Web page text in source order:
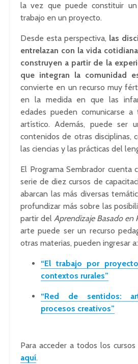
la vez que puede constituir
trabajo en un proyecto.
Desde esta perspectiva, las
entrelazan con la vida
construyen a partir de la
que integran la comunidad
convierte en un recurso muy
en la medida en que las
edades pueden comunicarse
artístico. Además, puede ser
contenidos de otras disciplinas,
las ciencias y las prácticas del
El Programa Sembrador cuenta
serie de diez cursos de
abarcan las más diversas
profundizar más sobre las
partir del Aprendizaje Basado en
arte puede ser un recurso
otras materias, pueden ingresar a:
“El trabajo por
contextos rurales”
“Red de sentidos:
procesos creativos”
Para acceder a todos los
aquí.